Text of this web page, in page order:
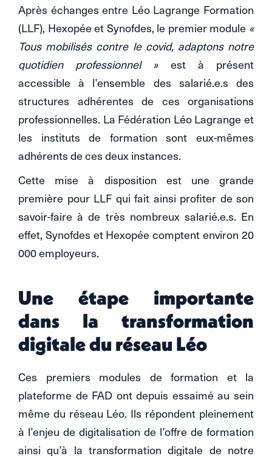
Après échanges entre Léo Lagrange Formation
(LLF), Hexopée et Synofdes, le premier module «
Tous mobilisés contre le covid, adaptons notre
quotidien professionnel »est à présent
accessible à l’ensemble des salarié.e.s des
structures adhérentes de ces organisations
professionnelles. La Fédération Léo Lagrange et
les instituts de formation sont eux-mêmes
adhérents de ces deux instances.
Cette mise à disposition est une grande
première pour LLF qui fait ainsi profiter de son
savoir-faire à de très nombreux salarié.e.s. En
effet, Synofdes et Hexopée comptent environ 20
000 employeurs.
Une étape importante
dans la transformation
digitale du réseau Léo
Ces premiers modules de formation et la
plateforme de FAD ont depuis essaimé au sein
même du réseau Léo. Ils répondent pleinement
à l’enjeu de digitalisation de l’offre de formation
ainsi qu’à la transformation digitale de notre